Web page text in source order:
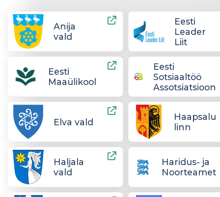
Anija
vald
Eesti
Leader
Liit
Eesti
Maaülikool
Eesti
Sotsiaaltöö
Assotsiatsioon
Elva vald
Haapsalu
linn
Haljala
vald
Haridus- ja
Noorteamet